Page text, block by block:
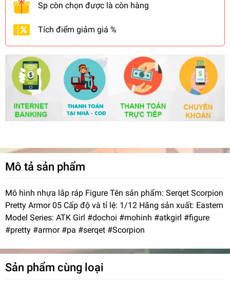
Sp còn chọn được là còn hàng
Tích điểm giảm giá %
Mô tả sản phẩm
Mô hình nhựa lắp ráp Figure Tên sản phẩm: Serqet Scorpion
Pretty Armor 05 Cấp độ và tỉ lệ: 1/12 Hãng sản xuất: Eastern
Model Series: ATK Girl #dochoi #mohinh #atkgirl #figure
#pretty #armor #pa #serqet #Scorpion
Sản phẩm cùng loại